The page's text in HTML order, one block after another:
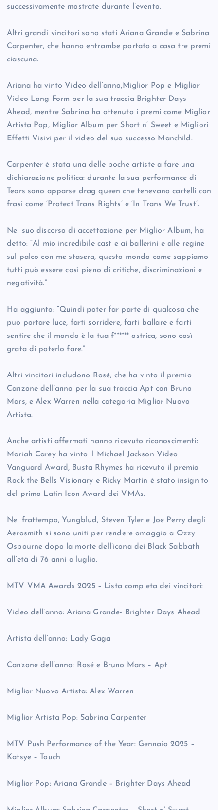
successivamente mostrate durante l’evento.
Altri grandi vincitori sono stati Ariana Grande e Sabrina
Carpenter, che hanno entrambe portato a casa tre premi
ciascuna.
Ariana ha vinto Video dell’anno,Miglior Pop e Miglior
Video Long Form per la sua traccia Brighter Days
Ahead, mentre Sabrina ha ottenuto i premi come Miglior
Artista Pop, Miglior Album per Short n’ Sweet e Migliori
Effetti Visivi per il video del suo successo Manchild.
Carpenter è stata una delle poche artiste a fare una
dichiarazione politica: durante la sua performance di
Tears sono apparse drag queen che tenevano cartelli con
frasi come ‘Protect Trans Rights’ e ‘In Trans We Trust’.
Nel suo discorso di accettazione per Miglior Album, ha
detto: “Al mio incredibile cast e ai ballerini e alle regine
sul palco con me stasera, questo mondo come sappiamo
tutti può essere così pieno di critiche, discriminazioni e
negatività.”
Ha aggiunto: “Quindi poter far parte di qualcosa che
può portare luce, farti sorridere, farti ballare e farti
sentire che il mondo è la tua f****** ostrica, sono così
grata di poterlo fare.”
Altri vincitori includono Rosé, che ha vinto il premio
Canzone dell’anno per la sua traccia Apt con Bruno
Mars, e Alex Warren nella categoria Miglior Nuovo
Artista.
Anche artisti affermati hanno ricevuto riconoscimenti:
Mariah Carey ha vinto il Michael Jackson Video
Vanguard Award, Busta Rhymes ha ricevuto il premio
Rock the Bells Visionary e Ricky Martin è stato insignito
del primo Latin Icon Award dei VMAs.
Nel frattempo, Yungblud, Steven Tyler e Joe Perry degli
Aerosmith si sono uniti per rendere omaggio a Ozzy
Osbourne dopo la morte dell’icona dei Black Sabbath
all’età di 76 anni a luglio.
MTV VMA Awards 2025 – Lista completa dei vincitori:
Video dell’anno: Ariana Grande- Brighter Days Ahead
Artista dell’anno: Lady Gaga
Canzone dell’anno: Rosé e Bruno Mars – Apt
Miglior Nuovo Artista: Alex Warren
Miglior Artista Pop: Sabrina Carpenter
MTV Push Performance of the Year: Gennaio 2025 –
Katsye – Touch
Miglior Pop: Ariana Grande – Brighter Days Ahead